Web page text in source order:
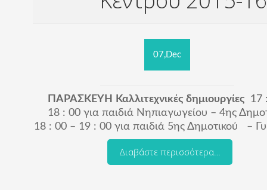
07,Dec
ΠΑΡΑΣΚΕΥΗ Καλλιτεχνικές δημιουργίες
17
18 : 00 για παιδιά Νηπιαγωγείου – 4ης
18 : 00 – 19 : 00 για παιδιά 5ηςΔημοτικού –
Διαβάστε περισσότερα…